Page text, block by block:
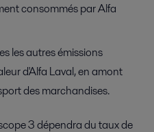
consommés par Alfa
les autres émissions
d'Alfa Laval, en amont
des marchandises.
3 dépendra du taux de